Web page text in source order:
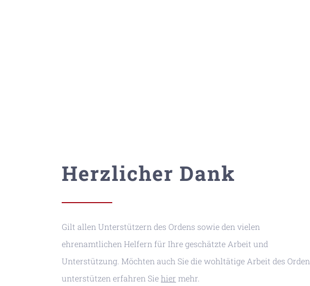
Herzlicher Dank
Gilt allen Unterstützern des Ordens sowie den vielen
ehrenamtlichen Helfern für Ihre geschätzte Arbeit und
Unterstützung. Möchten auch Sie die wohltätige Arbeit des
unterstützen erfahren Siehier mehr.